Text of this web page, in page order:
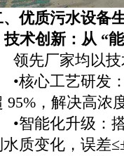
、优质污水设备
技术创新：从 “
领先厂家均以
•核心工艺研发
95%，解决高浓
•智能化升级：
水质变化，误差